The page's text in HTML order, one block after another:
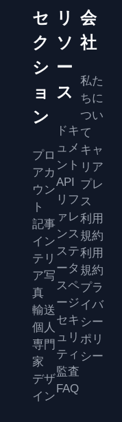
セ
ク
シ
ョ
ン
プロ
アカ
ウン
ト
記事
イン
テリ
ア写
真
輸送
個人
専門
家
デザ
イン
リ
ソ
ー
ス
ドキ
ュメ
ント
API
リフ
ァレ
ンス
ステ
ータ
スペ
ージ
セキ
ュリ
ティ
監査
FAQ
会
社
私た
ちに
つい
て
キャ
リア
プレ
ス
利用
規約
利用
規約
プラ
イバ
シー
ポリ
シー